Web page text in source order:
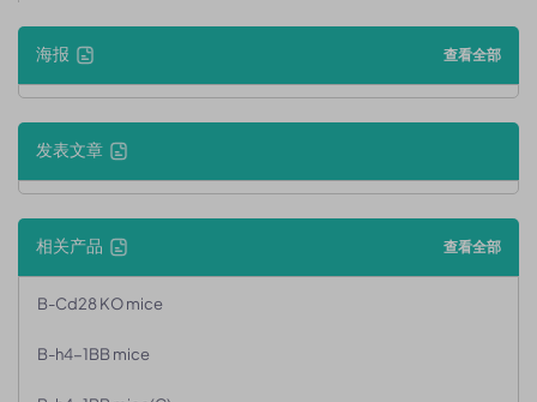
海报 查看全部
发表文章
相关产品 查看全部
B-Cd28 KO mice
B-h4-1BB mice